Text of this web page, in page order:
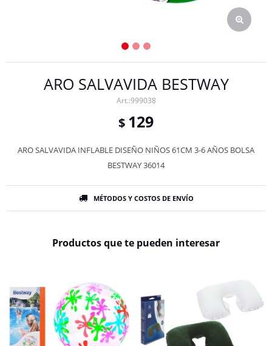
ARO SALVAVIDA BESTWAY
999038
$ 129
ARO SALVAVIDA INFLABLE DISEÑO NIÑOS 61CM 3-6 AÑOS BOLSA
BESTWAY 36014
MÉTODOS Y COSTOS DE ENVÍO
Productos que te pueden interesar